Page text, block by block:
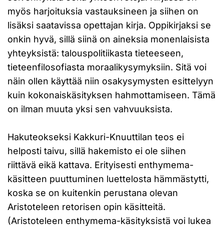
myös harjoituksia vastauksineen ja siihen on
lisäksi saatavissa opettajan kirja. Oppikirjaksi se
onkin hyvä, sillä siinä on aineksia monenlaisista
yhteyksistä: talouspolitiikasta tieteeseen,
tieteenfilosofiasta moraalikysymyksiin. Sitä voi
näin ollen käyttää niin osakysymysten esittelyyn
kuin kokonaiskäsityksen hahmottamiseen. Tämä
on ilman muuta yksi sen vahvuuksista.
Hakuteokseksi Kakkuri-Knuuttilan teos ei
helposti taivu, sillä hakemisto ei ole siihen
riittävä eikä kattava. Erityisesti enthymema-
käsitteen puuttuminen luettelosta hämmästytti,
koska se on kuitenkin perustana olevan
Aristoteleen retorisen opin käsitteitä.
(Aristoteleen enthymema-käsityksistä voi lukea